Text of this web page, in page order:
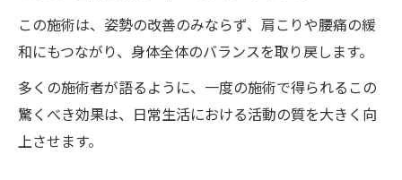
この施術は、姿勢の改善のみならず、肩こりや腰痛の緩
和にもつながり、身体全体のバランスを取り戻します。
多くの施術者が語るように、一度の施術で得られるこの
驚くべき効果は、日常生活における活動の質を大きく向
上させます。